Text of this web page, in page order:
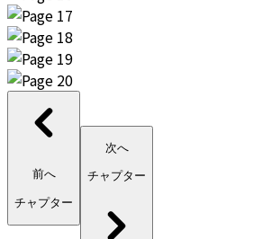
前へ
チャプター
次へ
チャプター